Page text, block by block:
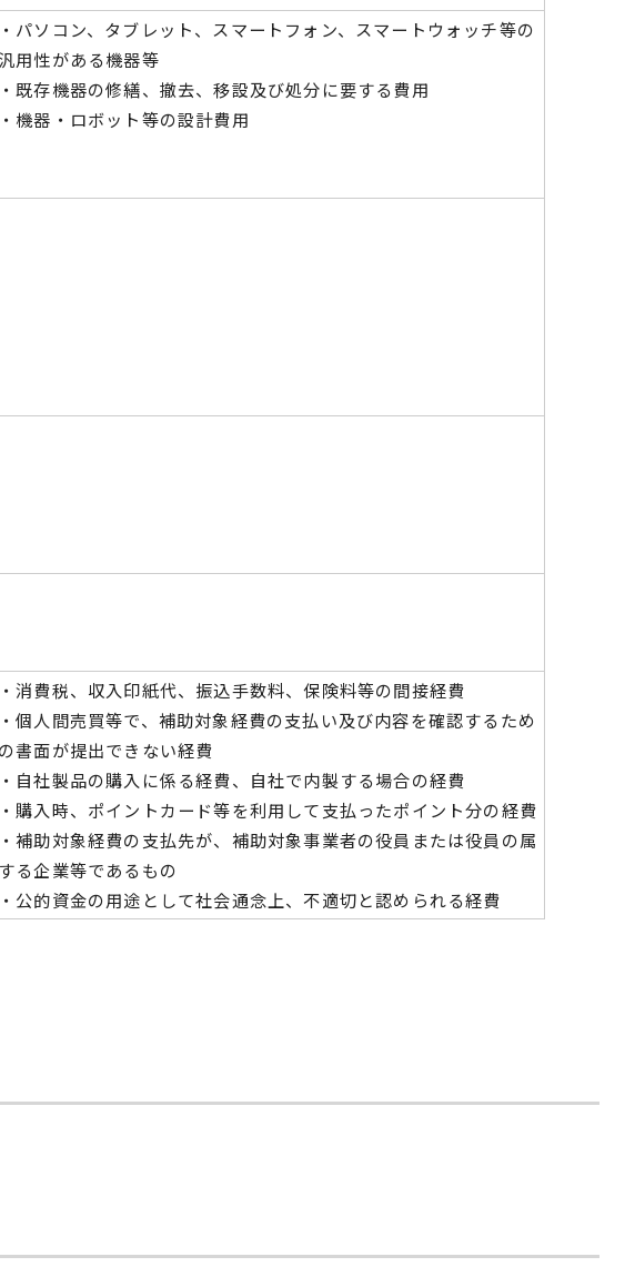
・パソコン、タブレット、スマートフォン、スマートウォッチ等の
汎用性がある機器等
・既存機器の修繕、撤去、移設及び処分に要する費用
・機器・ロボット等の設計費用
・消費税、収⼊印紙代、振込⼿数料、保険料等の間接経費
・個人間売買等で、補助対象経費の支払い及び内容を確認するため
の書面が提出できない経費
・⾃社製品の購⼊に係る経費、⾃社で内製する場合の経費
・購⼊時、ポイントカード等を利用して支払ったポイント分の経費
・補助対象経費の支払先が、補助対象事業者の役員または役員の属
する企業等であるもの
・公的資⾦の⽤途として社会通念上、不適切と認められる経費